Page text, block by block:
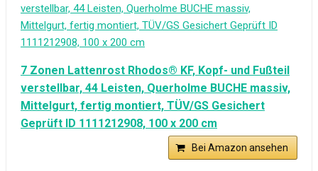
7 Zonen Lattenrost Rhodos® KF, Kopf- und Fußteil
verstellbar, 44 Leisten, Querholme BUCHE massiv,
Mittelgurt, fertig montiert, TÜV/GS Gesichert
Geprüft ID 1111212908, 100 x 200 cm
Bei Amazon ansehen